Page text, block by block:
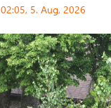
02:05, 5. Aug, 2026